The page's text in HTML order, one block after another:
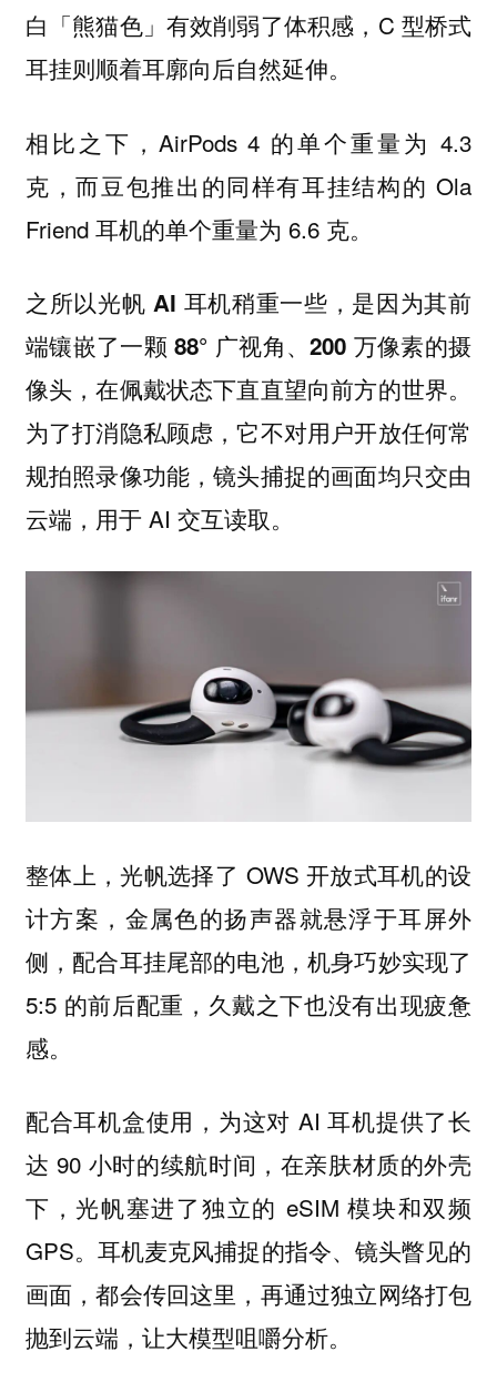
白「熊猫色」有效削弱了体积感，C 型桥式
耳挂则顺着耳廓向后自然延伸。
相比之下，AirPods 4 的单个重量为 4.3
克，而豆包推出的同样有耳挂结构的 Ola
Friend 耳机的单个重量为 6.6 克。
之所以光帆 AI 耳机稍重一些，是因为其前
端镶嵌了一颗 88° 广视角、200 万像素的摄
像头，在佩戴状态下直直望向前方的世界。
为了打消隐私顾虑，它不对用户开放任何常
规拍照录像功能，镜头捕捉的画面均只交由
云端，用于 AI 交互读取。
整体上，光帆选择了 OWS 开放式耳机的设
计方案，金属色的扬声器就悬浮于耳屏外
侧，配合耳挂尾部的电池，机身巧妙实现了
5:5 的前后配重，久戴之下也没有出现疲惫
感。
配合耳机盒使用，为这对 AI 耳机提供了长
达 90 小时的续航时间，在亲肤材质的外壳
下，光帆塞进了独立的 eSIM 模块和双频
GPS。耳机麦克风捕捉的指令、镜头瞥见的
画面，都会传回这里，再通过独立网络打包
抛到云端，让大模型咀嚼分析。